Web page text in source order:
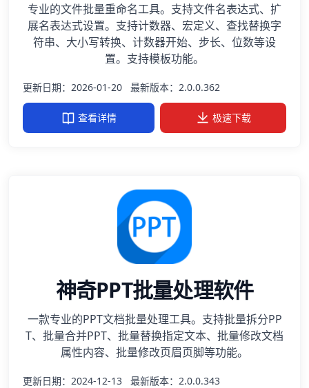
专业的文件批量重命名工具。支持文件名表达式、扩
展名表达式设置。支持计数器、宏定义、查找替换字
符串、大小写转换、计数器开始、步长、位数等设
置。支持模板功能。
更新日期：2026-01-20 最新版本：2.0.0.362
查看详情 极速下载
神奇PPT批量处理软件
一款专业的PPT文档批量处理工具。支持批量拆分PP
T、批量合并PPT、批量替换指定文本、批量修改文档
属性内容、批量修改页眉页脚等功能。
更新日期：2024-12-13 最新版本：2.0.0.343